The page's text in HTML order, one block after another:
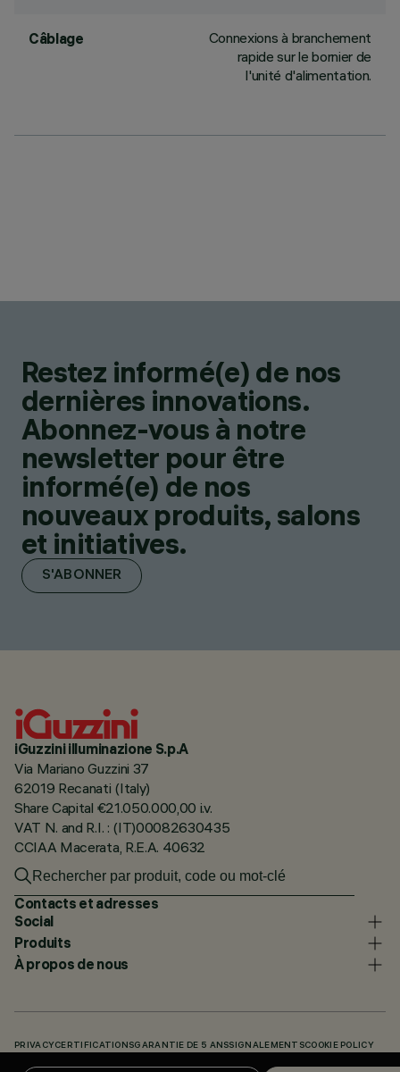
Câblage
Connexions à branchement
rapide sur le bornier de
l'unité d'alimentation.
Restez informé(e) de nos
dernières innovations.
Abonnez-vous à notre
newsletter pour être
informé(e) de nos
nouveaux produits, salons
et initiatives.
S'ABONNER
iGuzzini illuminazione S.p.A
Via Mariano Guzzini 37
62019 Recanati (Italy)
Share Capital €21.050.000,00 i.v.
VAT N. and R.I. : (IT)00082630435
CCIAA Macerata, R.E.A. 40632
Contacts et adresses
Social
Produits
À propos de nous
PRIVACY CERTIFICATIONSGARANTIE DE 5 ANSSIGNALEMENTSCOOKIE POLICY